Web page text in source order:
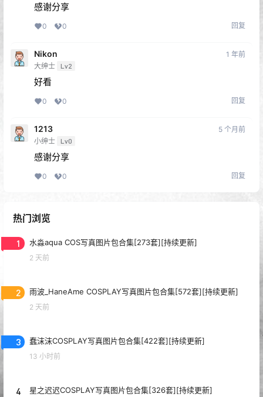
感谢分享
0 0 回复
Nikon
大绅士 Lv2
1 年前
好看
0 0 回复
1213
小绅士 Lv0
5 个月前
感谢分享
0 0 回复
热门浏览
1 水淼aqua COS写真图片包合集[273套][持续更新]
2 天前
2 雨波_HaneAme COSPLAY写真图片包合集[572套][持续更新]
2 天前
3 蠢沫沫COSPLAY写真图片包合集[422套][持续更新]
13 小时前
4 星之迟迟COSPLAY写真图片包合集[326套][持续更新]